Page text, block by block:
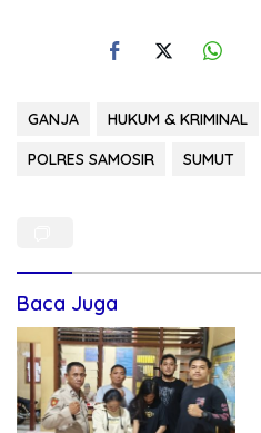
GANJA HUKUM & KRIMINAL
POLRES SAMOSIR
SUMUT
Baca Juga